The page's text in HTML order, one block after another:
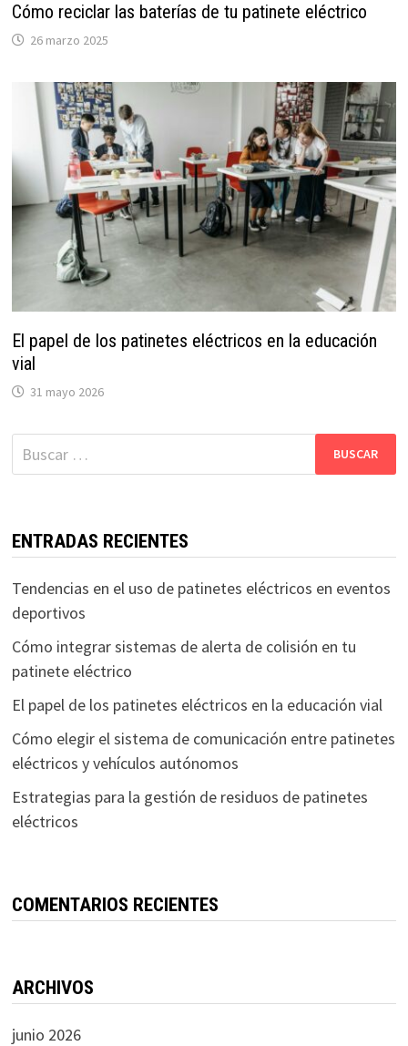
Cómo reciclar las baterías de tu patinete eléctrico
26 marzo 2025
El papel de los patinetes eléctricos en la educación
vial
31 mayo 2026
Buscar:
ENTRADAS RECIENTES
Tendencias en el uso de patinetes eléctricos en eventos
deportivos
Cómo integrar sistemas de alerta de colisión en tu
patinete eléctrico
El papel de los patinetes eléctricos en la educación vial
Cómo elegir el sistema de comunicación entre patinetes
eléctricos y vehículos autónomos
Estrategias para la gestión de residuos de patinetes
eléctricos
COMENTARIOS RECIENTES
ARCHIVOS
junio 2026